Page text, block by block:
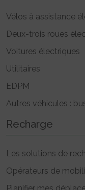
Vélos à assistance
Deux-trois roues
Voitures électriques
Utilitaires
EDPM
Autres véhicules :
Recharge
Les solutions de
Opérateurs de